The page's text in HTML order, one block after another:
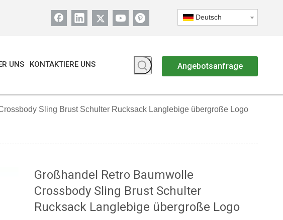
Deutsch
UNS KONTAKTIERE UNS Angebotsanfrage
Sling Brust Schulter Rucksack Langlebige übergroße Logo
Großhandel Retro Baumwolle
Crossbody Sling Brust Schulter
Rucksack Langlebige übergroße Logo